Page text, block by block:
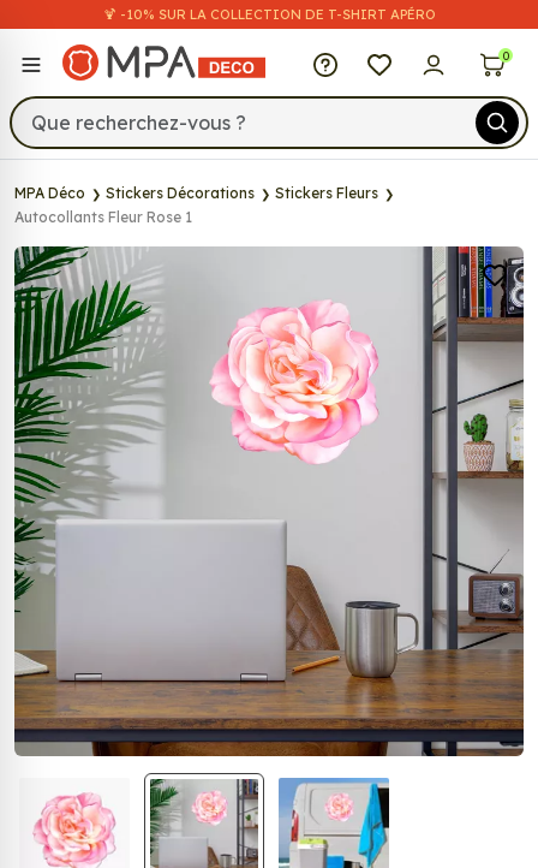
🍹 -10% SUR LA COLLECTION DE T-SHIRT APÉRO
MPA Déco 0
MPA Déco Stickers Décorations
Stickers Fleurs
Autocollants Fleur Rose 1